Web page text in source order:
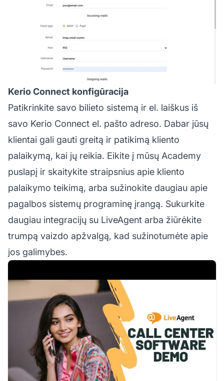
Kerio Connect konfigūracija
Patikrinkite savo bilieto sistemą ir el. laiškus iš
savo Kerio Connect el. pašto adreso. Dabar jūsų
klientai gali gauti greitą ir patikimą kliento
palaikymą, kai jų reikia. Eikite į mūsų Academy
puslapį ir skaitykite straipsnius apie kliento
palaikymo teikimą, arba sužinokite daugiau apie
pagalbos sistemų programinę įrangą. Sukurkite
daugiau integracijų su LiveAgent arba žiūrėkite
trumpą vaizdo apžvalgą, kad sužinotumėte apie
jos galimybes.